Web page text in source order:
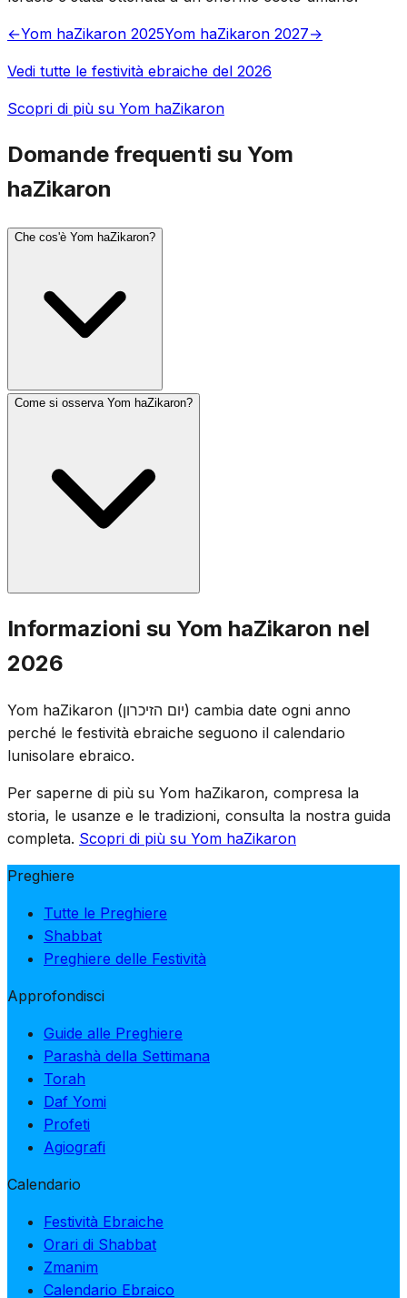
←Yom haZikaron 2025Yom haZikaron 2027→
Vedi tutte le festività ebraiche del 2026
Scopri di più su Yom haZikaron
Domande frequenti su Yom
haZikaron
Che cos'è Yom haZikaron?
terrorismo. Una sirena di un minuto risuona alle 20 della
sera precedente, e una sirena di due minuti alle 11 del
giorno seguente, durante la quale l'intero Paese resta in
Come si osserva Yom haZikaron?
Cerimonie commemorative si svolgono nei cimiteri militari
in tutto Israele, e le famiglie visitano le tombe dei soldati
caduti. I luoghi di intrattenimento sono chiusi per legge, e
commemorativi. La giornata è segnata da assemblee
solenni, la lettura dei nomi dei caduti e l'accensione di
candele commemorative.
Informazioni su Yom haZikaron nel
2026
Yom haZikaron (יום הזיכרון) cambia date ogni anno
perché le festività ebraiche seguono il calendario
lunisolare ebraico.
Per saperne di più su Yom haZikaron, compresa la
storia, le usanze e le tradizioni, consulta la nostra guida
completa. Scopri di più su Yom haZikaron
Preghiere
Tutte le Preghiere
Shabbat
Preghiere delle Festività
Approfondisci
Guide alle Preghiere
Parashà della Settimana
Torah
Daf Yomi
Profeti
Agiografi
Calendario
Festività Ebraiche
Orari di Shabbat
Zmanim
Calendario Ebraico